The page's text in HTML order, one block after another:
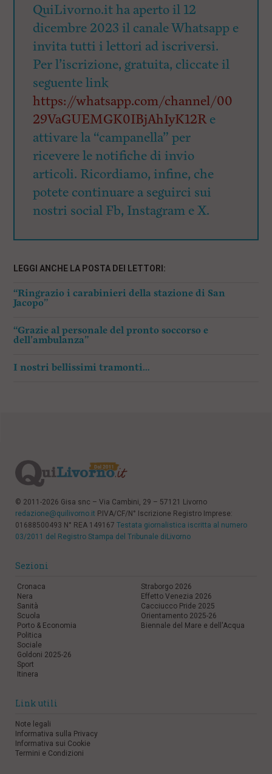
QuiLivorno.it ha aperto il 12
dicembre 2023 il canale Whatsapp e
invita tutti i lettori ad iscriversi.
Per l’iscrizione, gratuita, cliccate il
seguente link
https://whatsapp.com/channel/00
29VaGUEMGK0IBjAhIyK12Re
attivare la “campanella” per
ricevere le notifiche di invio
articoli. Ricordiamo, infine, che
potete continuare a seguirci sui
nostri social Fb, Instagram e X.
LEGGI ANCHE LA POSTA DEI LETTORI:
“Ringrazio i carabinieri della stazione di San
Jacopo”
“Grazie al personale del pronto soccorso e
dell’ambulanza”
I nostri bellissimi tramonti…
© 2011-2026 Gisa snc – Via Cambini, 29 – 57121 Livorno
redazione@quilivorno.it P.IVA/CF/N° Iscrizione Registro Imprese:
01688500493 N° REA 149167 Testata giornalistica iscritta al numero
03/2011 del Registro Stampa del Tribunale diLivorno
Sezioni
Cronaca
Nera
Sanità
Scuola
Porto & Economia
Politica
Sociale
Goldoni 2025-26
Sport
Itinera
Straborgo 2026
Effetto Venezia 2026
Cacciucco Pride 2025
Orientamento 2025-26
Biennale del Mare e dell'Acqua
Link utili
Note legali
Informativa sulla Privacy
Informativa sui Cookie
Termini e Condizioni